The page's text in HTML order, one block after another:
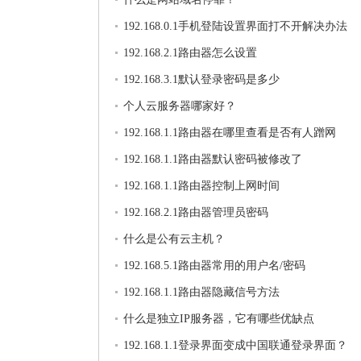
192.168.0.1手机登陆设置界面打不开解决办法
192.168.2.1路由器怎么设置
192.168.3.1默认登录密码是多少
个人云服务器哪家好？
192.168.1.1路由器在哪里查看是否有人蹭网
192.168.1.1路由器默认密码被修改了
192.168.1.1路由器控制上网时间
192.168.2.1路由器管理员密码
什么是公有云主机？
192.168.5.1路由器常用的用户名/密码
192.168.1.1路由器隐藏信号方法
什么是独立IP服务器，它有哪些优缺点
192.168.1.1登录界面变成中国联通登录界面？